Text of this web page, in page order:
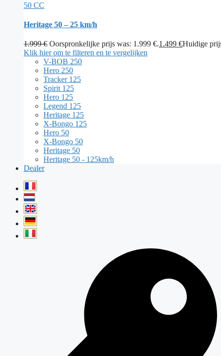
50 CC
Heritage 50 – 25 km/h
1.999€ Oorspronkelijke prijs was: 1.999 €.1.499 €Huidige
Klik hier om te filteren en te vergelijken
V-BOB 250
Hero 250
Tracker 125
Spirit 125
Hero 125
Legend 125
Heritage 125
X-Bongo 125
Hero 50
X-Bongo 50
Heritage 50
Heritage 50 - 125km/h
Dealer